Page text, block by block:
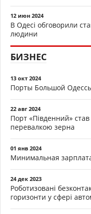
12 июн 2024
В Одесі обговорили
людини
БИЗНЕС
13 окт 2024
Порты Большой
22 авг 2024
Порт «Південний»
перевалкою зерна
01 янв 2024
Минимальная
24 дек 2023
Роботизовані
горизонти у сфері